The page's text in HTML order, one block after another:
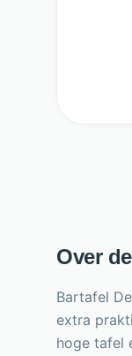
Over
Bartafel
extra
hoge tafel